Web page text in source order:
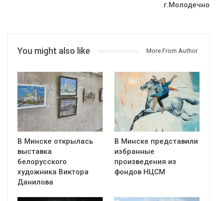
г.Молодечно
You might also like More From Author
В Минске открылась
выставка
белорусского
художника Виктора
Данилова
В Минске представили
избранные
произведения из
фондов НЦСМ